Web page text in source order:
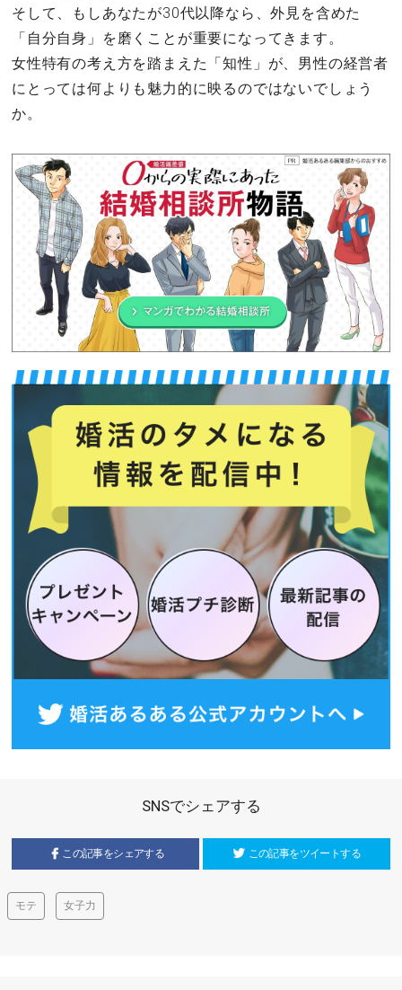
そして、もしあなたが30代以降なら、外見を含めた
「自分自身」を磨くことが重要になってきます。
女性特有の考え方を踏まえた「知性」が、男性の経営者
にとっては何よりも魅力的に映るのではないでしょう
か。
SNSでシェアする
この記事をシェアする この記事をツイートする
モテ 女子力